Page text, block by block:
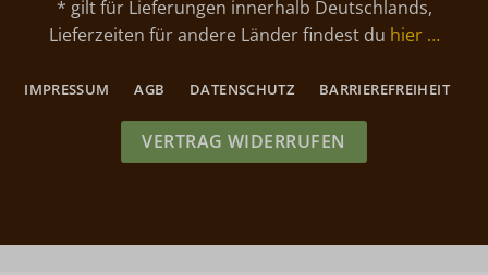
* gilt für Lieferungen innerhalb Deutschlands,
Lieferzeiten für andere Länder findest du hier …
IMPRESSUM AGB DATENSCHUTZ BARRIEREFREIHEIT
VERTRAG WIDERRUFEN